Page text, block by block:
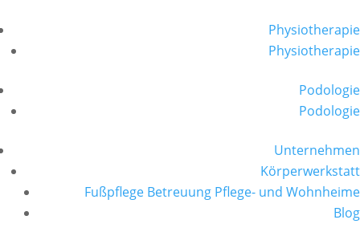
Physiotherapie
Physiotherapie
Podologie
Podologie
Unternehmen
Körperwerkstatt
Fußpflege Betreuung Pflege- und Wohnheime
Blog